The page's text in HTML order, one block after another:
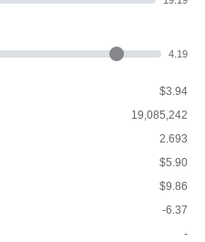
4.19
$3.94
19,085,242
2.693
$5.90
$9.86
-6.37
-